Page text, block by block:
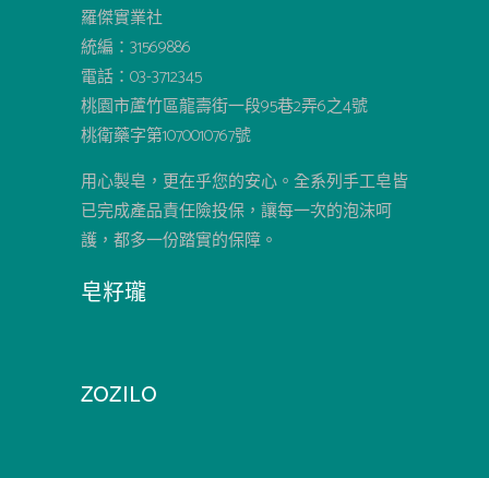
羅傑實業社
統編：31569886
電話：03-3712345
桃園市蘆竹區龍壽街一段95巷2弄6之4號
桃衛藥字第1070010767號
用心製皂，更在乎您的安心。全系列手工皂皆
已完成產品責任險投保，讓每一次的泡沫呵
護，都多一份踏實的保障。
皂籽瓏
ZOZILO